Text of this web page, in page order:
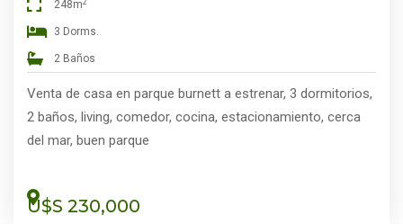
248m
3 Dorms.
2 Baños
Venta de casa en parque burnett a estrenar, 3 dormitorios,
2 baños, living, comedor, cocina, estacionamiento, cerca
del mar, buen parque
U$S 230,000